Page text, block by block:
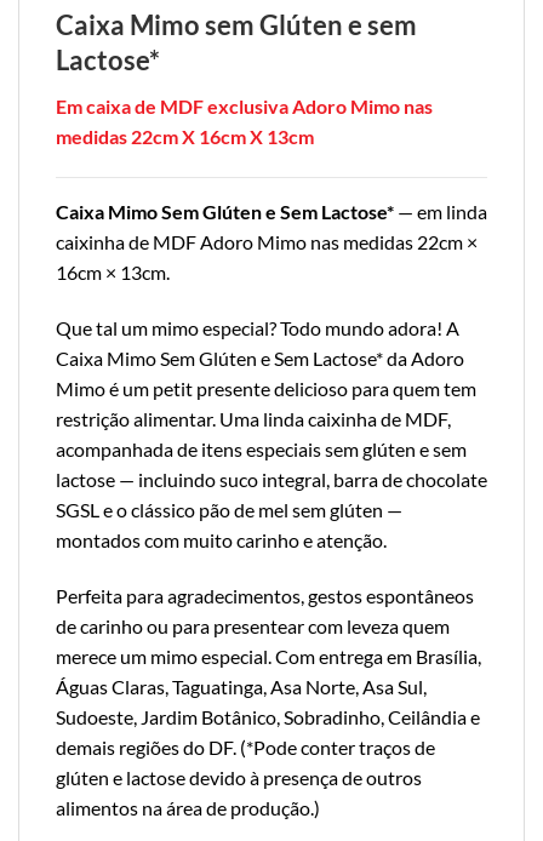
Caixa Mimosem Glúten e sem
Lactose*
Em caixa de MDF exclusiva Adoro Mimo nas
medidas 22cm X 16cm X 13cm
Caixa Mimo Sem Glúten e Sem Lactose* — em linda
caixinha de MDF Adoro Mimo nas medidas 22cm ×
16cm × 13cm.
Que tal um mimo especial? Todo mundo adora! A
Caixa Mimo Sem Glúten e Sem Lactose* da Adoro
Mimo é um petit presente delicioso para quem tem
restrição alimentar. Uma linda caixinha de MDF,
acompanhada de itens especiais sem glúten e sem
lactose — incluindo suco integral, barra de chocolate
SGSL e o clássico pão de mel sem glúten —
montados com muito carinho e atenção.
Perfeita para agradecimentos, gestos espontâneos
de carinho ou para presentear com leveza quem
merece um mimo especial. Com entrega em Brasília,
Águas Claras, Taguatinga, Asa Norte, Asa Sul,
Sudoeste, Jardim Botânico, Sobradinho, Ceilândia e
demais regiões do DF. (*Pode conter traços de
glúten e lactose devido à presença de outros
alimentos na área de produção.)